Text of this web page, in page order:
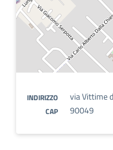
INDIRIZZO via Vittime
CAP 90049